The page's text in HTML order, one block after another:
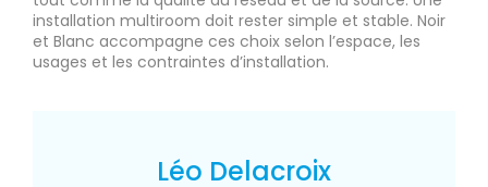
installation multiroom doit rester simple et stable. Noir
et Blanc accompagne ces choix selon l’espace, les
usages et les contraintes d’installation.
Léo Delacroix